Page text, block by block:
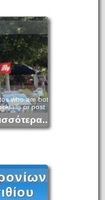
who are both
or post